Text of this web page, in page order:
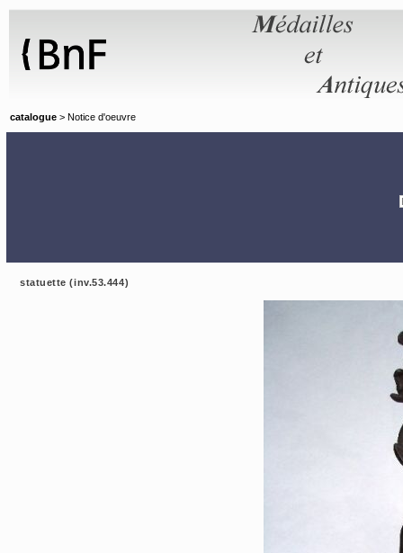
catalogue > Notice d'oeuvre
statuette (inv.53.444)